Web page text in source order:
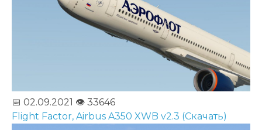
📅 02.09.2021 👁️ 33646
Flight Factor, Airbus A350 XWB v2.3 (Скачать)